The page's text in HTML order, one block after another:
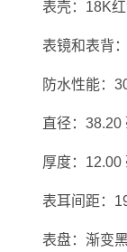
表壳：18K
表镜和表背
防水性能：
直径：38.20
厚度：12.00
表耳间距：
表盘：渐变